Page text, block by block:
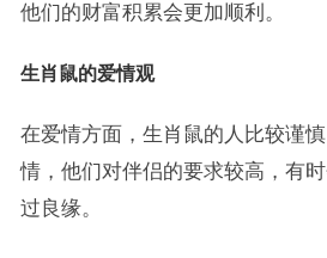
他们的财富积累会更加顺利。
生肖鼠的爱情观
在爱情方面，生肖鼠的人比较谨
情，他们对伴侣的要求较高，有
过良缘。